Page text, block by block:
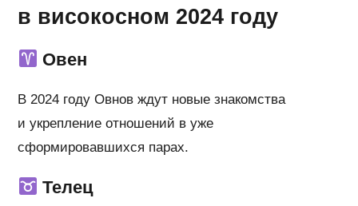
в високосном 2024 году
Овен
В 2024 году Овнов ждут новые знакомства
и укрепление отношений в уже
сформировавшихся парах.
Телец